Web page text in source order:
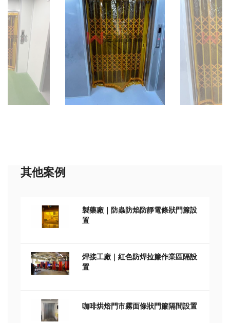
其他案例
製藥廠｜防蟲防焰防靜電條狀門簾設
置
焊接工廠｜紅色防焊拉簾作業區隔設
置
咖啡烘焙門市霧面條狀門簾隔間設置